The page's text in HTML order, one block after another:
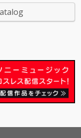
サンプルと普段
けないfix the he